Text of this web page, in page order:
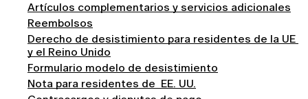
Artículos complementarios y servicios adicionales
Reembolsos
Derecho de desistimiento para residentes de la UE
y el Reino Unido
Formulario modelo de desistimiento
Nota para residentes de  EE. UU.